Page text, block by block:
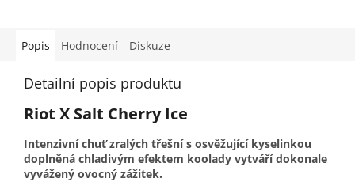
Popis Hodnocení Diskuze
Detailní popis produktu
Riot X Salt Cherry Ice
Intenzivní chuť zralých třešní s osvěžující kyselinkou
doplněná chladivým efektem koolady vytváří dokonale
vyvážený ovocný zážitek.